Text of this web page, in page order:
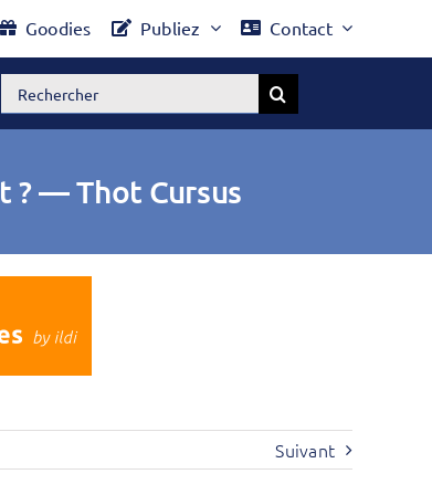
Goodies Publiez Contact
Rechercher:
? — Thot Cursus
Suivant